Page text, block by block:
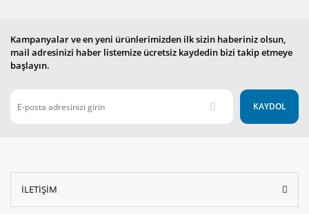
Kampanyalar ve en yeni ürünlerimizden ilk sizin haberiniz olsun,
mail adresinizi haber listemize ücretsiz kaydedin bizi takip etmeye
başlayın.
KAYDOL
İLETİŞİM